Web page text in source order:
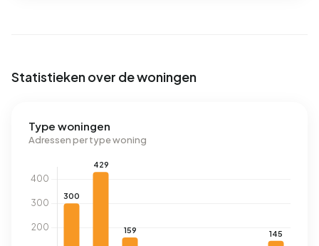
Statistieken over de woningen
Type woningen
Adressen per type woning